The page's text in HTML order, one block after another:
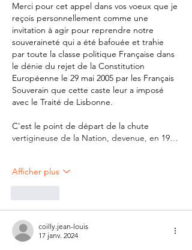
Merci pour cet appel dans vos voeux que je
reçois personnellement comme une
invitation à agir pour reprendre notre
souveraineté qui a été bafouée et trahie
par toute la classe politique Française dans
le dénie du rejet de la Constitution
Européenne le 29 mai 2005 par les Français
Souverain que cette caste leur a imposé
avec le Traité de Lisbonne.
C'est le point de départ de la chute
vertigineuse de la Nation, devenue, en 19…
Afficher plus
coilly.jean-louis
17 janv. 2024